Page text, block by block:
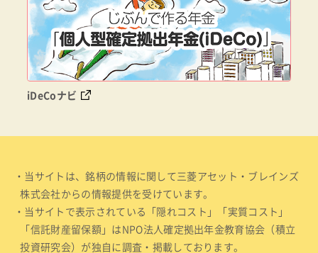
iDeCoナビ
・当サイトは、銘柄の情報に関して三菱アセット・ブレインズ
株式会社からの情報提供を受けています。
・当サイトで表示されている「隠れコスト」「実質コスト」
「信託財産留保額」はNPO法人確定拠出年金教育協会（積立
投資研究会）が独自に調査・掲載しております。